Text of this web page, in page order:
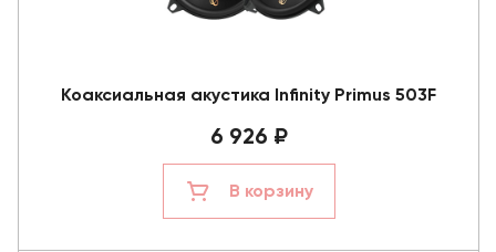
Коаксиальная акустика Infinity Primus 503F
6 926 ₽
В корзину